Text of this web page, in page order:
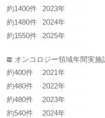
約1400件
2023年
約1480件
2024年
約1550件
2025年
オンコロジー領域年間実施
約400件
2021年
約480件
2022年
約480件
2023年
約540件
2024年